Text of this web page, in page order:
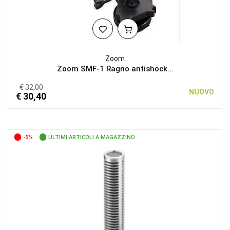
Zoom
Zoom SMF-1 Ragno antishock...
€ 32,00
€ 30,40 NUOVO
-5% ULTIMI ARTICOLI A MAGAZZINO